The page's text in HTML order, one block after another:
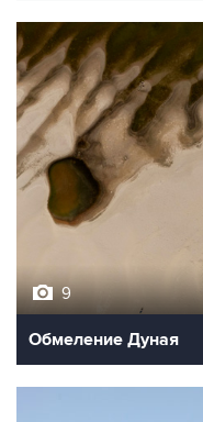
9
Обмеление Дуная